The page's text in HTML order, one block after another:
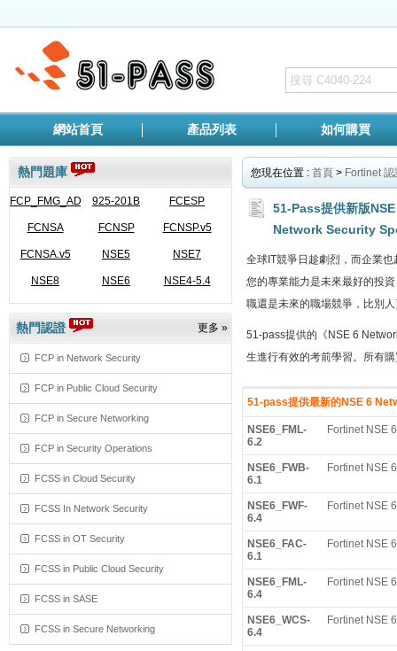
網站首頁 產品列表 如何購買
熱門題庫
FCP_FMG_AD-
7.6
925-201B FCESP
FCNSA FCNSP FCNSP.v5
FCNSA.v5 NSE5 NSE7
NSE8 NSE6 NSE4-5.4
更多 »
熱門認證
FCP in Network Security
FCP in Public Cloud Security
FCP in Secure Networking
FCP in Security Operations
FCSS in Cloud Security
FCSS In Network Security
FCSS in OT Security
FCSS in Public Cloud Security
FCSS in SASE
FCSS in Secure Networking
您現在位置 : 首頁 > Fortinet 認
51-Pass提供新版
Network Security
全球IT競爭日趁劇烈，而企業
您的專業能力是未來最好的投
職還是未來的職場競爭，比別
51-pass提供的《NSE 6
生進行有效的考前學習。所有
51-pass提供最新的NSE 6
NSE6_FML-
6.2
Fortinet NSE
NSE6_FWB-
6.1
Fortinet NSE
NSE6_FWF-
6.4
Fortinet NSE
NSE6_FAC-
6.1
Fortinet NSE
NSE6_FML-
6.4
Fortinet NSE
NSE6_WCS-
6.4
Fortinet NSE